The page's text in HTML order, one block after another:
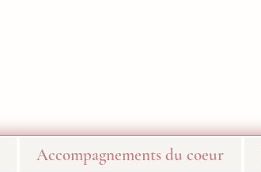
Accompagnements du coeur